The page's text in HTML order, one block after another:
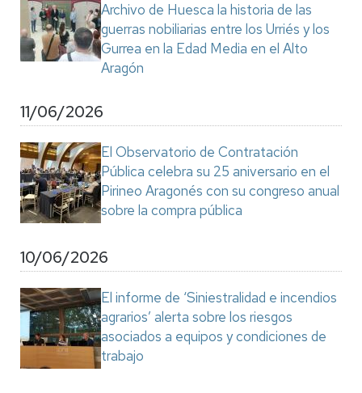
Archivo de Huesca la historia de las
guerras nobiliarias entre los Urriés y los
Gurrea en la Edad Media en el Alto
Aragón
11/06/2026
El Observatorio de Contratación
Pública celebra su 25 aniversario en el
Pirineo Aragonés con su congreso anual
sobre la compra pública
10/06/2026
El informe de ‘Siniestralidad e incendios
agrarios’ alerta sobre los riesgos
asociados a equipos y condiciones de
trabajo